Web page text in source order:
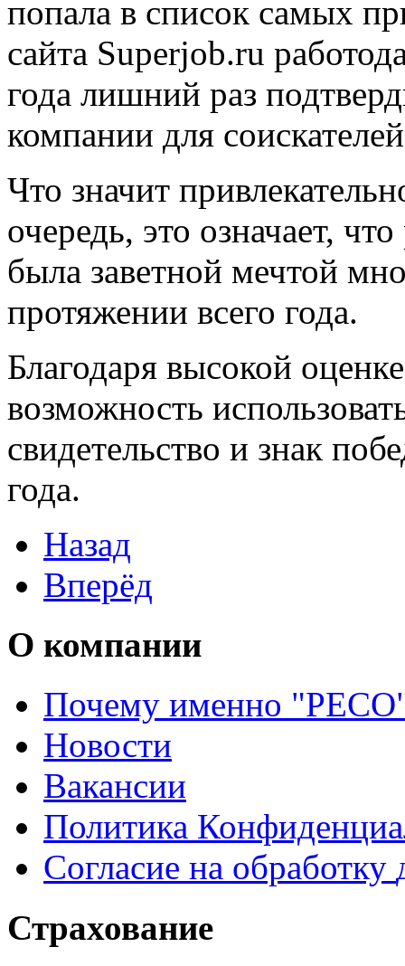
попала в список самых
сайта Superjob.ru
года лишний раз
компании для
Что значит
очередь, это означает,
была заветной мечтой
протяжении всего года.
Благодаря высокой
возможность
свидетельство и знак
года.
Назад
Вперёд
О компании
Почему именно
Новости
Вакансии
Политика
Согласие на обработку
Страхование